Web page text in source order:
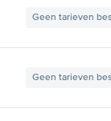
Geen tarieven
Geen tarieven